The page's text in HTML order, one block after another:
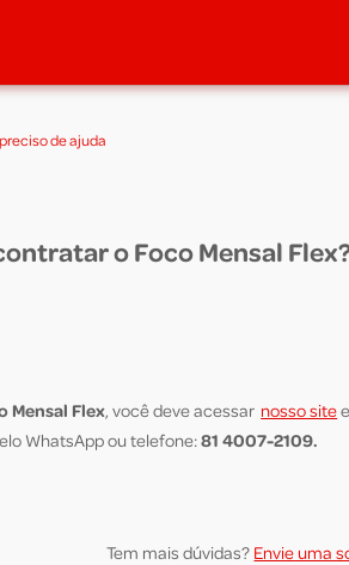
de ajuda
o Foco Mensal
Mensal Flex, você deve acessar nosso site
elo WhatsApp ou telefone:81 4007-2109.
Tem mais dúvidas? Envie uma